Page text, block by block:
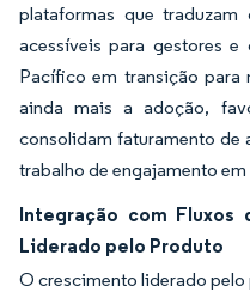
plataformas que
acessíveis para gestores
Pacífico em transição para
ainda mais a adoção,
consolidam faturamento de
trabalho de engajamento
Integração com Fluxos
Liderado pelo Produto
O crescimento liderado